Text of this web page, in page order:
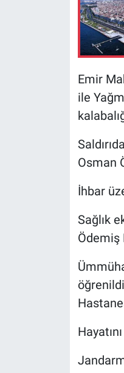
Emir
ile
Osman
İhbar
Sağlık
Ödemiş